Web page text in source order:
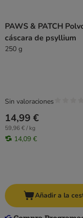
PAWS & PATCH
cáscara de psyllium
250 g
14,99 €
59,96 € / kg
14,09 €
Sin valoraciones
Añadir a la